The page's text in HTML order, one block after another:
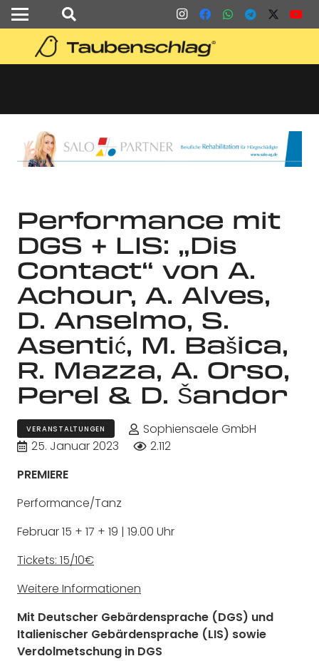
Performance mit
DGS + LIS: „Dis
Contact“ von A.
Achour, A. Alves,
D. Anselmo, S.
Asentić, M. Bašica,
R. Mazza, A. Orso,
Perel & D. Šandor
VERANSTALTUNGEN
Sophiensaele GmbH
25. Januar 2023
2.112
PREMIERE
Performance/Tanz
Februar 15 + 17 + 19 | 19.00 Uhr
Tickets: 15/10€
Weitere Informationen
Mit Deutscher Gebärdensprache (DGS) und
Italienischer Gebärdensprache (LIS) sowie
Verdolmetschung in DGS